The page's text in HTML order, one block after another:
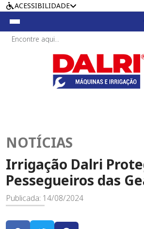
ACESSIBILIDADE
NOTÍCIAS
Irrigação Dalri
Pessegueiros das
Publicada: 14/08/2024